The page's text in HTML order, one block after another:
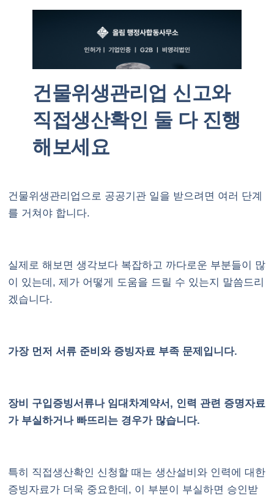
건물위생관리업 신고와
직접생산확인 둘 다 진행
해보세요
건물위생관리업으로 공공기관 일을 받으려면 여러 단계
를 거쳐야 합니다.
실제로 해보면 생각보다 복잡하고 까다로운 부분들이 많
이 있는데, 제가 어떻게 도움을 드릴 수 있는지 말씀드리
겠습니다.
가장 먼저 서류 준비와 증빙자료 부족 문제입니다.
장비 구입증빙서류나 임대차계약서, 인력 관련 증명자료
가 부실하거나 빠뜨리는 경우가 많습니다.
특히 직접생산확인 신청할 때는 생산설비와 인력에 대한
증빙자료가 더욱 중요한데, 이 부분이 부실하면 승인받